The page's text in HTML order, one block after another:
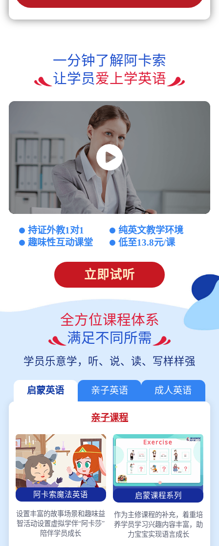
一分钟了解阿卡索
让学员爱上学英语
持证外教1对1
纯英文教学环境
趣味性互动课堂
低至13.8元/课
立即试听
全方位课程体系
满足不同所需
学员乐意学，听、说、读、写样样强
启蒙英语 亲子英语 成人英语
亲子课程
阿卡索魔法英语
设置丰富的故事场景和趣味益
智活动设置虚拟学伴“阿卡莎”
陪伴学员成长
启蒙课程系列
作为主修课程的补充，着重培
养学员学习兴趣内容丰富，助
力宝宝实现语言成长